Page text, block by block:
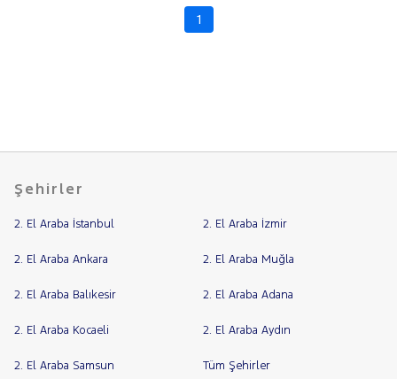
TESLA
VOLKSWAGEN
VOLVO
1
Şehirler
2. El Araba İstanbul 2. El Araba İzmir
2. El Araba Ankara 2. El Araba Muğla
2. El Araba Balıkesir 2. El Araba Adana
2. El Araba Kocaeli 2. El Araba Aydın
2. El Araba Samsun Tüm Şehirler